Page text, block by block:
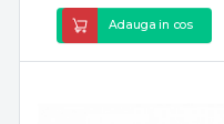
Adauga in cos